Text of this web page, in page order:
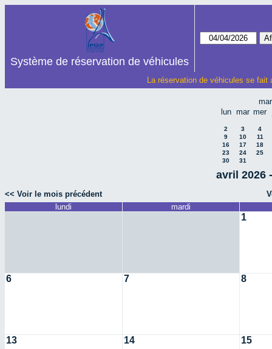
Système de réservation de véhicules
La réservation de véhicules se
lun mar mer
2 3
4
9
10
11
16
17
18
23
24
25
30
31
avril 2026
<< Voir le mois précédent
lundi
mardi
1
6 7 8
13 14 15